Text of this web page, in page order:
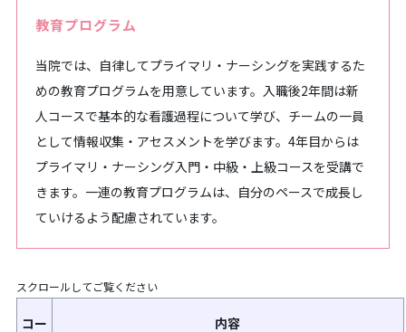
教育プログラム
当院では、自律してプライマリ・ナーシングを実践するた
めの教育プログラムを用意しています。入職後2年間は新
人コースで基本的な看護過程について学び、チームの一員
として情報収集・アセスメントを学びます。4年目からは
プライマリ・ナーシング入門・中級・上級コースを受講で
きます。一連の教育プログラムは、自分のペースで成長し
ていけるよう配慮されています。
スクロールしてご覧ください
コー 内容